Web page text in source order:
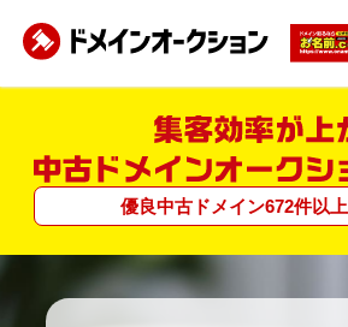
優良中古ドメイン672件以上